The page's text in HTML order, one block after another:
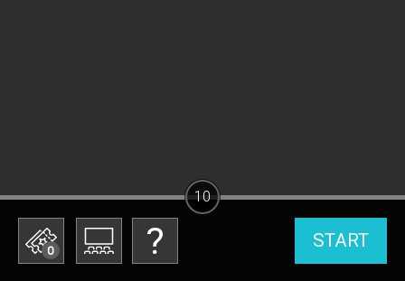
0 START
10